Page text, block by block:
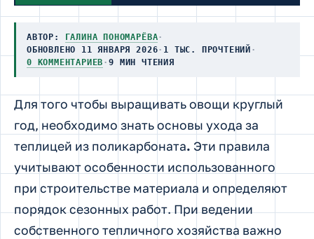
АВТОР: ГАЛИНА ПОНОМАРЁВА·
ОБНОВЛЕНО 11 ЯНВАРЯ 2026· 1 ТЫС. ПРОЧТЕНИЙ ·
0 КОММЕНТАРИЕВ ·9 МИН ЧТЕНИЯ
Для того чтобы выращивать овощи круглый
год, необходимо знать основы ухода за
теплицей из поликарбоната. Эти правила
учитывают особенности использованного
при строительстве материала и определяют
порядок сезонных работ. При ведении
собственного тепличного хозяйства важно